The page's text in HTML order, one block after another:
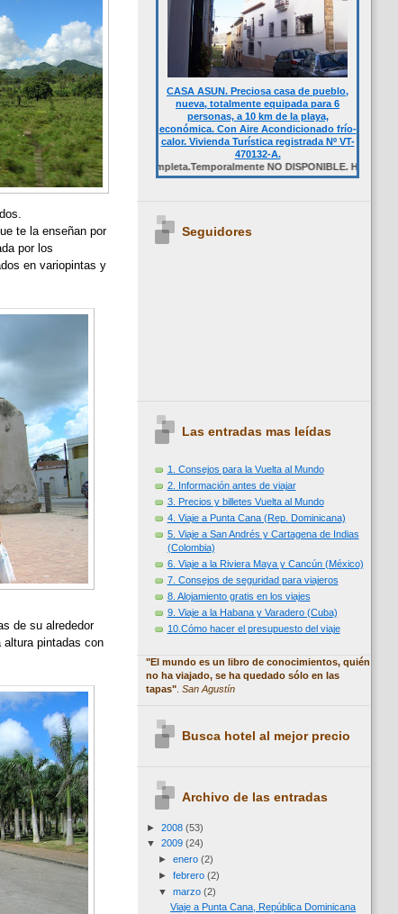
te la enseñan por
por los
en variopintas y
de su alrededor
pintadas con
CASA ASUN. Preciosa casa de pueblo,
nueva, totalmente equipada para 6
personas, a 10 km de la playa,
económica. Con Aire Acondicionado frío-
calor. Vivienda Turística registrada Nº VT-
470132-A.
€ quincena casa completa.Temporalmente NO DISPONIBLE. Haga click sobre la
Seguidores
Las entradas mas leídas
1. Consejos para la Vuelta al Mundo
2. Información antes de viajar
3. Precios y billetes Vuelta al Mundo
4. Viaje a Punta Cana (Rep. Dominicana)
5. Viaje a San Andrés y Cartagena de Indias
(Colombia)
6. Viaje a la Riviera Maya y Cancún (México)
7. Consejos de seguridad para viajeros
8. Alojamiento gratis en los viajes
9. Viaje a la Habana y Varadero (Cuba)
10.Cómo hacer el presupuesto del viaje
"El mundo es un libro de conocimientos, quién
no ha viajado, se ha quedado sólo en las
tapas". San Agustín
Busca hotel al mejor precio
Archivo de las entradas
► 2008 (53)
▼ 2009 (24)
► enero (2)
► febrero (2)
▼ marzo (2)
Viaje a Punta Cana, República Dominicana